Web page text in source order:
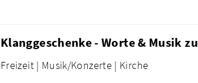
Klanggeschenke - Worte & Musik
Freizeit | Musik/Konzerte | Kirche